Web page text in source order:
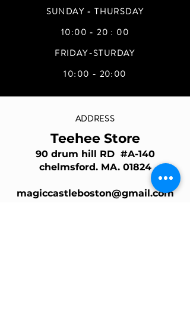
SUNDAY - THURSDAY
10:00 - 20 : 00
FRIDAY-STURDAY
10:00 - 20:00
ADDRESS
Teehee Store
90 drum hill RD #A-140
chelmsford. MA. 01824
magiccastleboston@gmail.com